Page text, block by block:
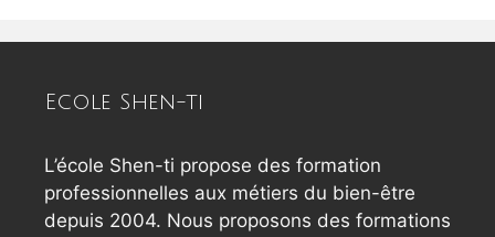
Ecole Shen-ti
L’école Shen-ti propose des formation
professionnelles aux métiers du bien-être
depuis 2004. Nous proposons des formations